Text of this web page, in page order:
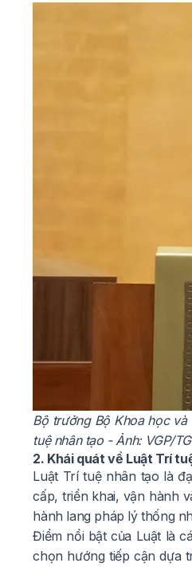
Bộ trưởng Bộ Khoa học
tuệ nhân tạo - Ảnh: VGP/TG
2. Khái quát về Luật Trí
Luật Trí tuệ nhân tạo là
cấp, triển khai, vận hành
hành lang pháp lý thống
Điểm nổi bật của Luật là
chọn hướng tiếp cận dựa